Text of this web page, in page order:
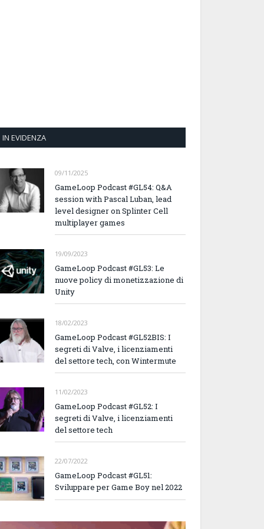
IN EVIDENZA
09/11/2025
GameLoop Podcast #GL54: Q&A
session with Pascal Luban, lead
level designer on Splinter Cell
multiplayer games
19/09/2023
GameLoop Podcast #GL53: Le
nuove policy di monetizzazione di
Unity
18/02/2023
GameLoop Podcast #GL52BIS: I
segreti di Valve, i licenziamenti
del settore tech, con Wintermute
11/02/2023
GameLoop Podcast #GL52: I
segreti di Valve, i licenziamenti
del settore tech
22/07/2022
GameLoop Podcast #GL51:
Sviluppare per Game Boy nel 2022